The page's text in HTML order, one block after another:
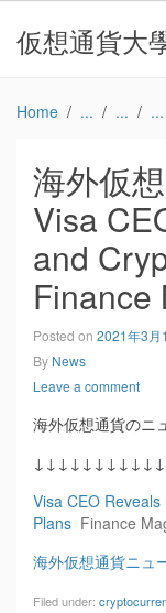
仮想通貨大
Home
海外仮
Visa
and
Finance
Posted on 2021年3月
By News
Leave a comment
海外仮想通貨のニ
Visa CEO
Plans Finance
海外仮想通貨ニュ
Filed under: